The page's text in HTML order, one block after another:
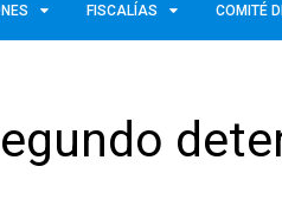
FISCALÍAS COMITÉ